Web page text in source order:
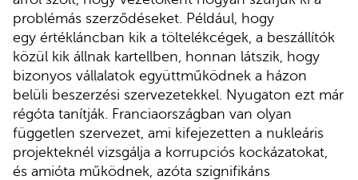
problémás szerződéseket. Például, hogy
egy értékláncban kik a töltelékcégek, a beszállítók
közül kik állnak kartellben, honnan látszik, hogy
bizonyos vállalatok együttműködnek a házon
belüli beszerzési szervezetekkel. Nyugaton ezt már
régóta tanítják. Franciaországban van olyan
független szervezet, ami kifejezetten a nukleáris
projekteknél vizsgálja a korrupciós kockázatokat,
és amióta működnek, azóta szignifikáns